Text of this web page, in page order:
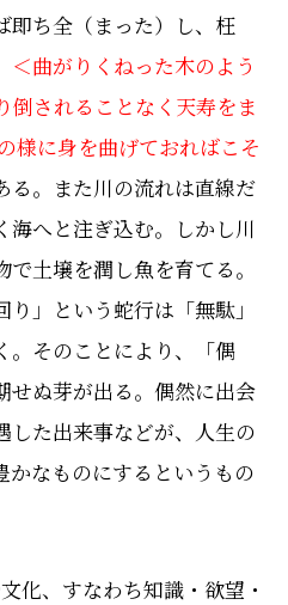
即ち全（まった）し、枉
＜曲がりくねった木のよう
倒されることなく天寿をま
様に身を曲げておればこそ
る。また川の流れは直線だ
海へと注ぎ込む。しかし川
土壌を潤し魚を育てる。
」という蛇行は「無駄」
。そのことにより、「偶
せぬ芽が出る。偶然に出会
した出来事などが、人生の
かなものにするというもの
化、すなわち知識・欲望・